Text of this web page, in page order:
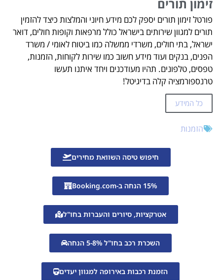
זימון תורים
פורטל זימון תורים יספק לכם מידע חיוני והמלצות כיצד להזמין
תורים למגוון שירותים בישראל כולל מרפאות וקופות חולים, דואר
ישראל, בתי חולים, משרדי ממשלה כמו ביטוח לאומי / משרד
הפנים, בנקים ועוד מידע חשוב כמו שירות לקוחות, הזמנות,
טפסים, טלפונים. תהיו מעודכנים ויחד איתנו תעשו
טרנספורמציה קלה בדיגיטל!
כל המידע
הזמנות
חיפוש טיסה השוואת מחירים
15% הנחה ב-Booking.com
אטרקציות, סיורים והעברות בחו"ל
השכרת רכב בחו"ל 5-8% הנחה
הזמנת רכבות באירופה למגוון יעדים